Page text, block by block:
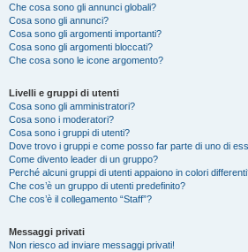
Che cosa sono gli annunci globali?
Cosa sono gli annunci?
Cosa sono gli argomenti importanti?
Cosa sono gli argomenti bloccati?
Che cosa sono le icone argomento?
Livelli e gruppi di utenti
Cosa sono gli amministratori?
Cosa sono i moderatori?
Cosa sono i gruppi di utenti?
Dove trovo i gruppi e come posso far parte di uno di
Come divento leader di un gruppo?
Perché alcuni gruppi di utenti appaiono in colori
Che cos’è un gruppo di utenti predefinito?
Che cos’è il collegamento “Staff”?
Messaggi privati
Non riesco ad inviare messaggi privati!